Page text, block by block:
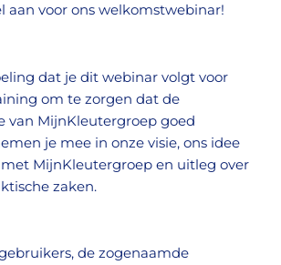
aan voor ons welkomstwebinar!
dat je dit webinar volgt voor
om te zorgen dat de
van MijnKleutergroep goed
je mee in onze visie, ons idee
MijnKleutergroep en uitleg over
zaken.
de zogenaamde